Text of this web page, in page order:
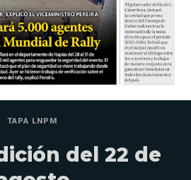
TAPA LNPM
del 22 de